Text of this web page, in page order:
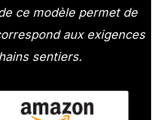
ce modèle permet de
aux exigences
sentiers.